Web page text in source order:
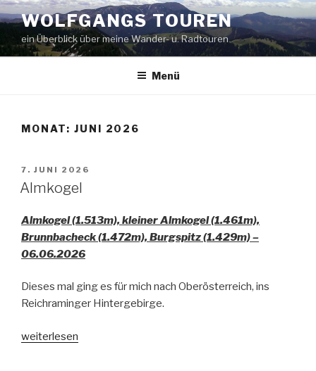
Zum
Inhalt
springen
WOLFGANGS TOUREN
ein Überblick über meine Wander- u. Radtouren
Menü
MONAT: JUNI 2026
VERÖFFENTLICHT
AM
7. JUNI 2026
Almkogel
Almkogel (1.513m), kleiner Almkogel (1.461m),
Brunnbacheck (1.472m), Burgspitz (1.429m) –
06.06.2026
Dieses mal ging es für mich nach Oberösterreich, ins
Reichraminger Hintergebirge.
„Almkogel“
weiterlesen